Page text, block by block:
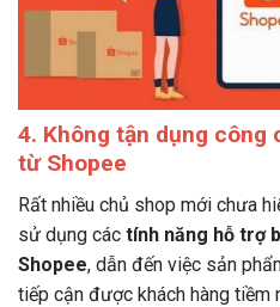
4. Không tận dụng
từ Shopee
Rất nhiều chủ shop mới chưa
sử dụng các tính năng hỗ trợ
Shopee, dẫn đến việc sản
tiếp cận được khách hàng tiềm